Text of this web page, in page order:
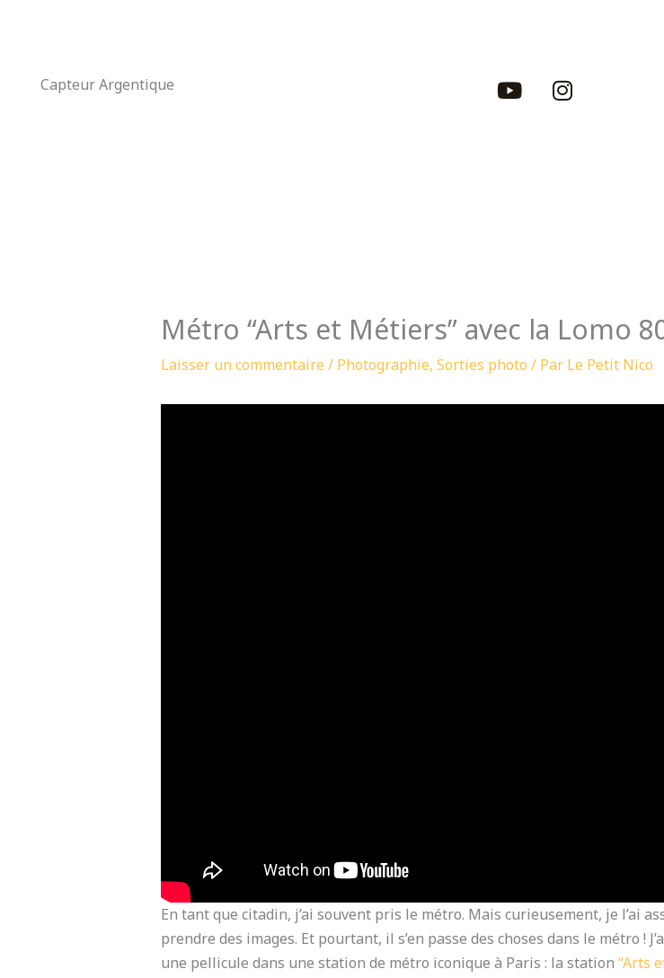
Capteur Argentique
Y
o
I
n
Métro “Arts et Métiers” avec la Lomo
Laisser un commentaire / Photographie, Sorties photo / Par Le Petit Nico
En tant que citadin, j’ai souvent pris le métro. Mais curieusement, je l’ai
prendre des images. Et pourtant, il s’en passe des choses dans le métro !
une pellicule dans une station de métro iconique à Paris : la station “Arts